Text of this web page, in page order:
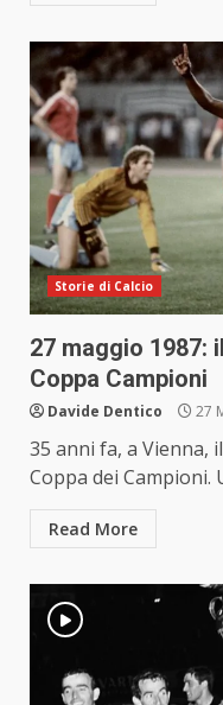
Storie di Calcio
27 maggio 1987:
Coppa Campioni
Davide Dentico 27
35 anni fa, a Vienna,
Coppa dei Campioni.
Read More